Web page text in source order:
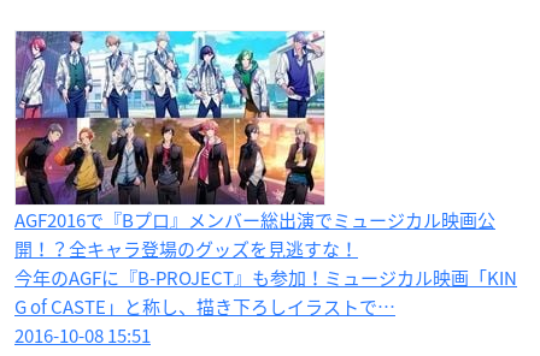
AGF2016で『Bプロ』メンバー総出演でミュージカル映画公
開！？全キャラ登場のグッズを見逃すな！
今年のAGFに『B-PROJECT』も参加！ミュージカル映画「KIN
G of CASTE」と称し、描き下ろしイラストで…
2016-10-08 15:51